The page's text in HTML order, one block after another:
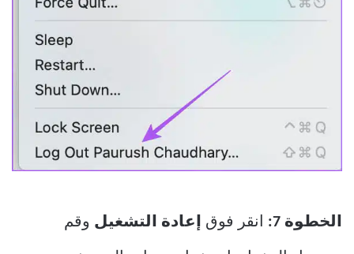
الخطوة 7: انقر فوق إعادة التشغيل وقم